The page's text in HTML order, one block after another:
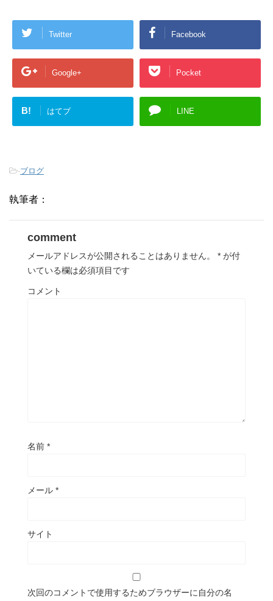
Twitter Facebook
Google+ Pocket
B! はてブ LINE
-ブログ
執筆者：
comment
メールアドレスが公開されることはありません。 * が付
いている欄は必須項目です
コメント
名前 *
メール *
サイト
次回のコメントで使用するためブラウザーに自分の名